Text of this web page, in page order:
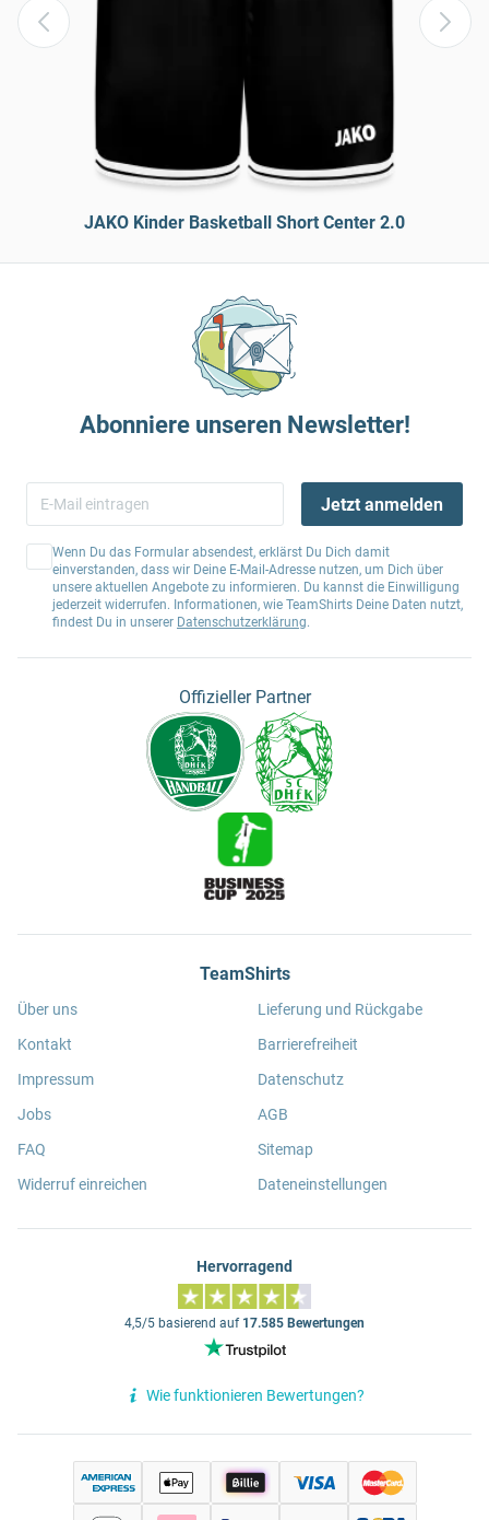
JAKO Kinder Basketball Short Center 2.0
Abonniere unseren Newsletter!
Jetzt anmelden
Wenn Du das Formular absendest, erklärst Du Dich damit
einverstanden, dass wir Deine E-Mail-Adresse nutzen, um Dich über
unsere aktuellen Angebote zu informieren. Du kannst die Einwilligung
jederzeit widerrufen. Informationen, wie TeamShirts Deine Daten nutzt,
findest Du in unserer Datenschutzerklärung.
Offizieller Partner
TeamShirts
Über uns
Kontakt
Impressum
Jobs
FAQ
Widerruf einreichen
Lieferung und Rückgabe
Barrierefreiheit
Datenschutz
AGB
Sitemap
Dateneinstellungen
Hervorragend
4,5/5 basierend auf 17.585 Bewertungen
Wie funktionieren Bewertungen?